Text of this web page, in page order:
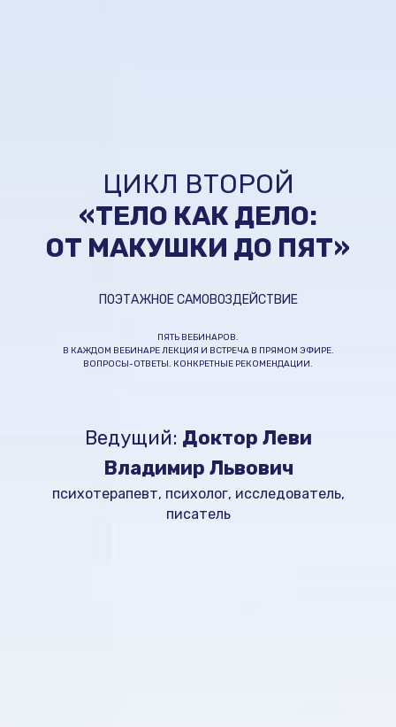
ЦИКЛ ВТОРОЙ
«ТЕЛО КАК ДЕЛО:
ОТ МАКУШКИ ДО ПЯТ»
ПОЭТАЖНОЕ САМОВОЗДЕЙСТВИЕ
ПЯТЬ ВЕБИНАРОВ.
В КАЖДОМ ВЕБИНАРЕ ЛЕКЦИЯ И ВСТРЕЧА В ПРЯМОМ ЭФИРЕ.
ВОПРОСЫ-ОТВЕТЫ. КОНКРЕТНЫЕ РЕКОМЕНДАЦИИ.
Ведущий: Доктор Леви
Владимир Львович
психотерапевт, психолог, исследователь,
писатель